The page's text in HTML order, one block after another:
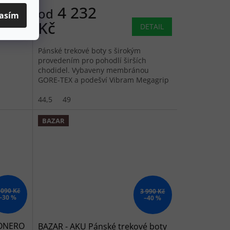
od 4 232
Kč DETAIL
Pánské trekové boty s širokým
provedením pro pohodlí širších
chodidel. Vybaveny membránou
GORE-TEX a podešví Vibram Megagrip
44,5
49
Kč
%
BAZAR
3 990 Kč
–40 %
BAZAR - AKU Pánské trekové boty